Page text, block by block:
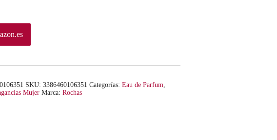
o
a
t
u
SKU: 3386460106351 Categorías: Eau de Parfum,
Mujer Marca: Rochas